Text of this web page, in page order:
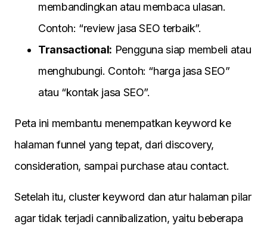
membandingkan atau membaca ulasan.
Contoh: “review jasa SEO terbaik”.
Transactional: Pengguna siap membeli atau
menghubungi. Contoh: “harga jasa SEO”
atau “kontak jasa SEO”.
Peta ini membantu menempatkan keyword ke
halaman funnel yang tepat, dari discovery,
consideration, sampai purchase atau contact.
Setelah itu, cluster keyword dan atur halaman pilar
agar tidak terjadi cannibalization, yaitu beberapa